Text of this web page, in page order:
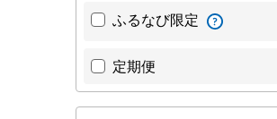
ふるなび限定
定期便